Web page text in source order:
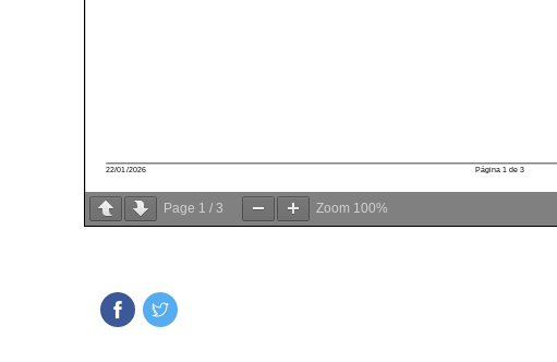
Page 1 / 3 Zoom 100%